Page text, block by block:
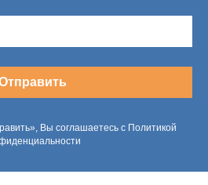
Вы соглашаетесь с Политикой